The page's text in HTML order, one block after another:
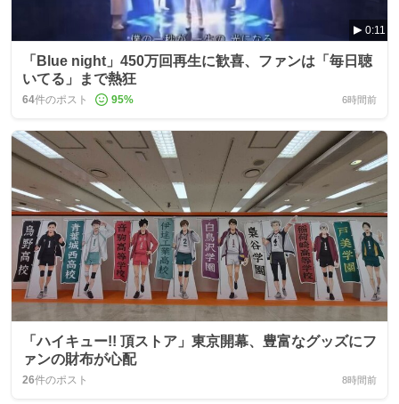
0:11
「Blue night」450万回再生に歓喜、ファンは「毎日聴
いてる」まで熱狂
64件のポスト 95% 6時間前
「ハイキュー!! 頂ストア」東京開幕、豊富なグッズにフ
ァンの財布が心配
26件のポスト 8時間前